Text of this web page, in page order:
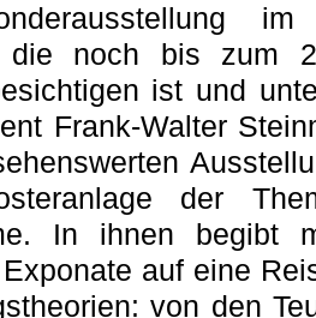
im
die noch bis zum
ist und
Frank-Walter
der
In ihnen begibt
auf eine
von den